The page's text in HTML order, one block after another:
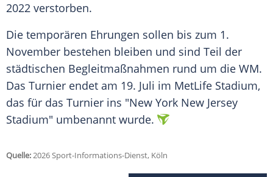
2022 verstorben.
Die temporären Ehrungen sollen bis zum 1.
November bestehen bleiben und sind Teil der
städtischen Begleitmaßnahmen rund um die WM.
Das Turnier endet am 19. Juli im MetLife Stadium,
das für das Turnier ins "New York New Jersey
Stadium" umbenannt wurde.
Quelle:2026 Sport-Informations-Dienst, Köln